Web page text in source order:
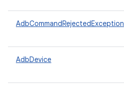
AdbCommandRejectedException
AdbDevice